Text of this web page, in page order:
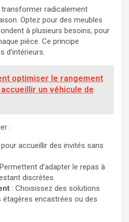
radicalement
Optez pour des meubles
à plusieurs besoins, pour
pièce. Ce principe
d’intérieurs.
optimiser le rangement
un véhicule de
:
pour accueillir des invités sans
d’adapter le repas à
discrètes.
: Choisissez des solutions
encastrées ou des